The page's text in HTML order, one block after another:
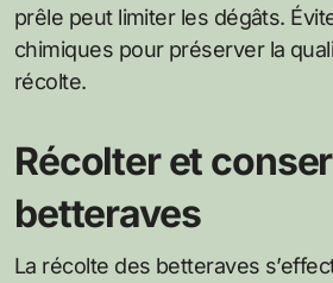
prêle peut limiter les dégâts.
chimiques pour préserver la
récolte.
Récolter et
betteraves
La récolte des betteraves